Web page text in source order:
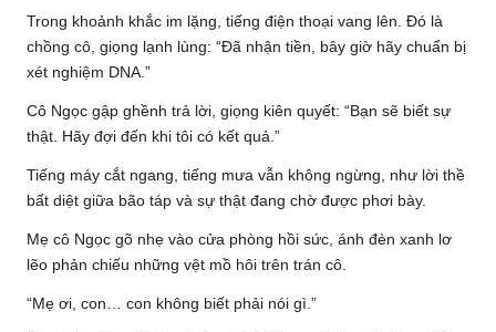
Trong khoảnh khắc im lặng, tiếng điện thoại vang lên. Đó là
chồng cô, giọng lạnh lùng: “Đã nhận tiền, bây giờ hãy chuẩn bị
xét nghiệm DNA.”
Cô Ngọc gập ghềnh trả lời, giọng kiên quyết: “Bạn sẽ biết sự
thật. Hãy đợi đến khi tôi có kết quả.”
Tiếng máy cắt ngang, tiếng mưa vẫn không ngừng, như lời thề
bất diệt giữa bão táp và sự thật đang chờ được phơi bày.
Mẹ cô Ngọc gõ nhẹ vào cửa phòng hồi sức, ánh đèn xanh lơ
lẽo phản chiếu những vệt mồ hôi trên trán cô.
“Mẹ ơi, con… con không biết phải nói gì.”